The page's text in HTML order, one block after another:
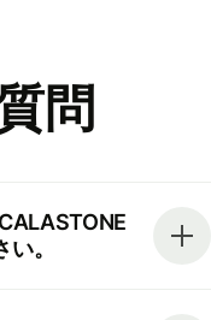
問
。